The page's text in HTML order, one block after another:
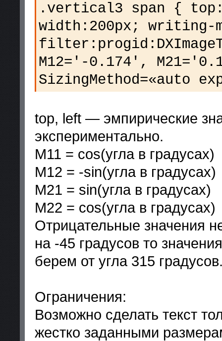
.vertical3 span {
width:200px; writing-
M12='-0.174',
SizingMethod=«auto
top, left — эмпирические
экспериментально.
M11 = cos(угла в градусах)
M12 = -sin(угла в градусах)
M21 = sin(угла в градусах)
M22 = cos(угла в градусах)
Отрицательные значения
на -45 градусов то
берем от угла 315
Ограничения:
Возможно сделать текст
жестко заданными